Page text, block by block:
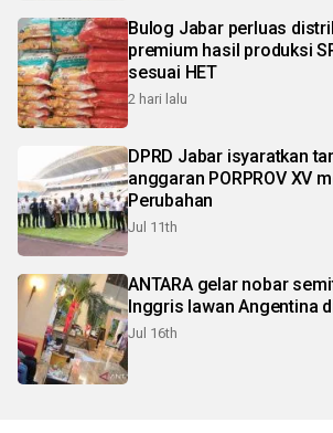
Bulog Jabar perluas
premium hasil produksi
sesuai HET
2 hari lalu
DPRD Jabar isyaratkan
anggaran PORPROV XV
Perubahan
Jul 11th
ANTARA gelar nobar
Inggris lawan Angentina
Jul 16th